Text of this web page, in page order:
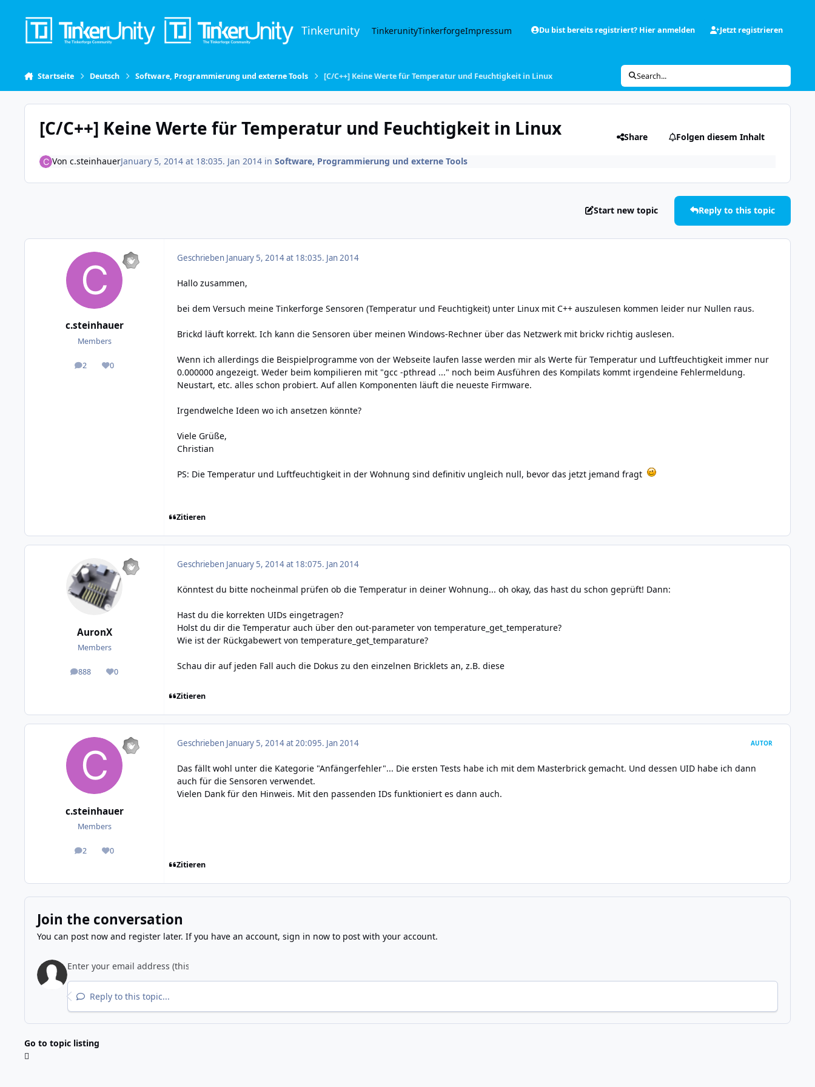
Tinkerunity TinkerunityTinkerforgeImpressum Du bist bereits registriert? Hier anmelden Jetzt registrieren
Startseite Deutsch Software, Programmierung und externe Tools [C/C++] Keine Werte für Temperatur und Feuchtigkeit in Linux Search...
[C/C++] Keine Werte für Temperatur und Feuchtigkeit in Linux Share Folgen diesem Inhalt
Von c.steinhauerJanuary 5, 2014 at 18:035. Jan 2014in Software, Programmierung und externe Tools
Start new topic Reply to this topic
c.steinhauer
Members
2
posts 0
Reputation
Geschrieben January 5, 2014 at 18:035. Jan 2014
Hallo zusammen,
bei dem Versuch meine Tinkerforge Sensoren (Temperatur und Feuchtigkeit) unter Linux mit C++ auszulesen kommen leider nur Nullen raus.
Brickd läuft korrekt. Ich kann die Sensoren über meinen Windows-Rechner über das Netzwerk mit brickv richtig auslesen.
Wenn ich allerdings die Beispielprogramme von der Webseite laufen lasse werden mir als Werte für Temperatur und Luftfeuchtigkeit immer nur
0.000000 angezeigt. Weder beim kompilieren mit "gcc -pthread ..." noch beim Ausführen des Kompilats kommt irgendeine Fehlermeldung.
Neustart, etc. alles schon probiert. Auf allen Komponenten läuft die neueste Firmware.
Irgendwelche Ideen wo ich ansetzen könnte?
Viele Grüße,
Christian
PS: Die Temperatur und Luftfeuchtigkeit in der Wohnung sind definitiv ungleich null, bevor das jetzt jemand fragt
Zitieren
AuronX
Members
888
posts 0
Reputation
Geschrieben January 5, 2014 at 18:075. Jan 2014
Könntest du bitte nocheinmal prüfen ob die Temperatur in deiner Wohnung... oh okay, das hast du schon geprüft! Dann:
Hast du die korrekten UIDs eingetragen?
Holst du dir die Temperatur auch über den out-parameter von temperature_get_temperature?
Wie ist der Rückgabewert von temperature_get_temparature?
Schau dir auf jeden Fall auch die Dokus zu den einzelnen Bricklets an, z.B. diese
Zitieren
c.steinhauer
Members
2
posts 0
Reputation
Geschrieben January 5, 2014 at 20:095. Jan 2014 AUTOR
Das fällt wohl unter die Kategorie "Anfängerfehler"... Die ersten Tests habe ich mit dem Masterbrick gemacht. Und dessen UID habe ich dann
auch für die Sensoren verwendet.
Vielen Dank für den Hinweis. Mit den passenden IDs funktioniert es dann auch.
Zitieren
Join the conversation
You can post now and register later. If you have an account, sign in nowto post with your account.
Reply to this topic...
Go to topic listing